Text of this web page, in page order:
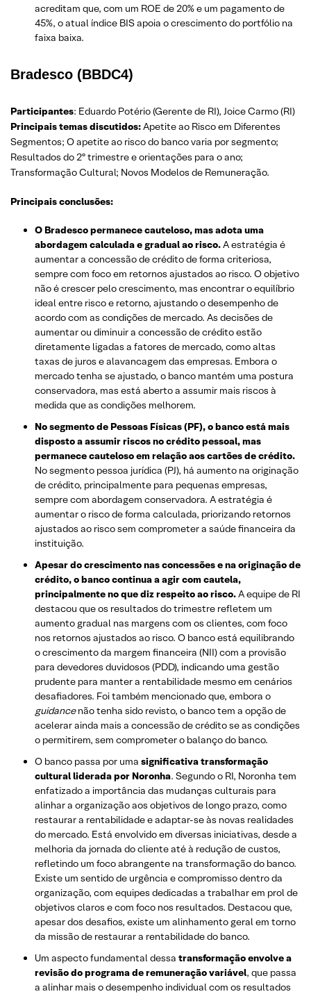
acreditam que, com um ROE de 20% e um pagamento de
45%, o atual índice BIS apoia o crescimento do portfólio na
faixa baixa.
Bradesco (BBDC4)
Participantes: Eduardo Potério (Gerente de RI), Joice Carmo (RI)
Principais temas discutidos:Apetite ao Risco em Diferentes
Segmentos; O apetite ao risco do banco varia por segmento;
Resultados do 2º trimestre e orientações para o ano;
Transformação Cultural; Novos Modelos de Remuneração.
Principais conclusões:
O Bradesco permanece cauteloso, mas adota uma
abordagem calculada e gradual ao risco.A estratégia é
aumentar a concessão de crédito de forma criteriosa,
sempre com foco em retornos ajustados ao risco. O objetivo
não é crescer pelo crescimento, mas encontrar o equilíbrio
ideal entre risco e retorno, ajustando o desempenho de
acordo com as condições de mercado. As decisões de
aumentar ou diminuir a concessão de crédito estão
diretamente ligadas a fatores de mercado, como altas
taxas de juros e alavancagem das empresas. Embora o
mercado tenha se ajustado, o banco mantém uma postura
conservadora, mas está aberto a assumir mais riscos à
medida que as condições melhorem.
No segmento de Pessoas Físicas (PF), o banco está mais
disposto a assumir riscos no crédito pessoal, mas
permanece cauteloso em relação aos cartões de crédito.
No segmento pessoa jurídica (PJ), há aumento na originação
de crédito, principalmente para pequenas empresas,
sempre com abordagem conservadora. A estratégia é
aumentar o risco de forma calculada, priorizando retornos
ajustados ao risco sem comprometer a saúde financeira da
instituição.
Apesar do crescimento nas concessões e na originação de
crédito, o banco continua a agir com cautela,
principalmente no que diz respeito ao risco.A equipe de RI
destacou que os resultados do trimestre refletem um
aumento gradual nas margens com os clientes, com foco
nos retornos ajustados ao risco. O banco está equilibrando
o crescimento da margem financeira (NII) com a provisão
para devedores duvidosos (PDD), indicando uma gestão
prudente para manter a rentabilidade mesmo em cenários
desafiadores. Foi também mencionado que, embora o
guidancenão tenha sido revisto, o banco tem a opção de
acelerar ainda mais a concessão de crédito se as condições
o permitirem, sem comprometer o balanço do banco.
O banco passa por uma significativa transformação
cultural liderada por Noronha. Segundo o RI, Noronha tem
enfatizado a importância das mudanças culturais para
alinhar a organização aos objetivos de longo prazo, como
restaurar a rentabilidade e adaptar-se às novas realidades
do mercado. Está envolvido em diversas iniciativas, desde a
melhoria da jornada do cliente até à redução de custos,
refletindo um foco abrangente na transformação do banco.
Existe um sentido de urgência e compromisso dentro da
organização, com equipes dedicadas a trabalhar em prol de
objetivos claros e com foco nos resultados. Destacou que,
apesar dos desafios, existe um alinhamento geral em torno
da missão de restaurar a rentabilidade do banco.
Um aspecto fundamental dessa transformação envolve a
revisão do programa de remuneração variável, que passa
a alinhar mais o desempenho individual com os resultados